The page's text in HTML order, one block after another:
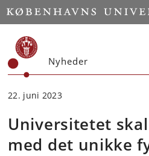
Start
Nyheder
22. juni 2023
Universitetet
med det unikke